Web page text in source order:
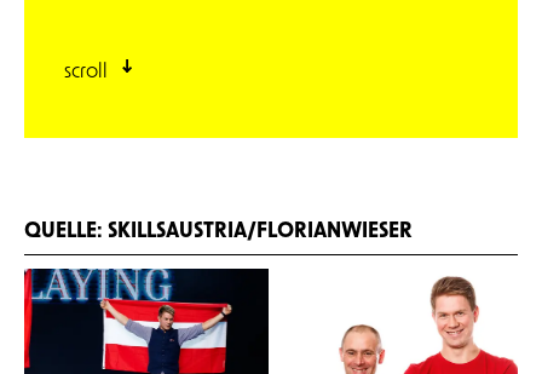
scroll
QUELLE: SKILLSAUSTRIA/FLORIANWIESER